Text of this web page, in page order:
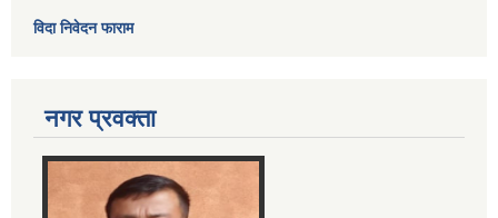
विदा निवेदन फाराम
नगर प्रवक्ता